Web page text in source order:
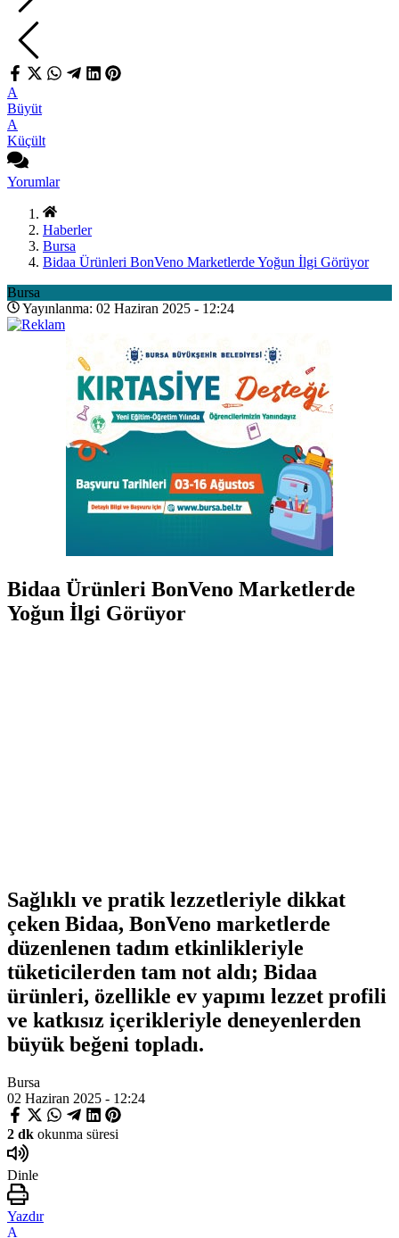
A
Büyüt
A
Küçült
Yorumlar
Haberler
Bursa
Bidaa Ürünleri BonVeno Marketlerde Yoğun İlgi Görüyor
Bursa
Yayınlanma: 02 Haziran 2025 - 12:24
Bidaa Ürünleri BonVeno Marketlerde
Yoğun İlgi Görüyor
Sağlıklı ve pratik lezzetleriyle dikkat
çeken Bidaa, BonVeno marketlerde
düzenlenen tadım etkinlikleriyle
tüketicilerden tam not aldı; Bidaa
ürünleri, özellikle ev yapımı lezzet profili
ve katkısız içerikleriyle deneyenlerden
büyük beğeni topladı.
Bursa
02 Haziran 2025 - 12:24
2 dk okunma süresi
Dinle
Yazdır
A